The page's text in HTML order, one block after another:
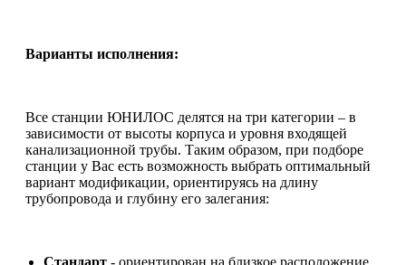
Варианты исполнения:
Все станции ЮНИЛОС делятся на три категории – в
зависимости от высоты корпуса и уровня входящей
канализационной трубы. Таким образом, при подборе
станции у Вас есть возможность выбрать оптимальный
вариант модификации, ориентируясь на длину
трубопровода и глубину его залегания: